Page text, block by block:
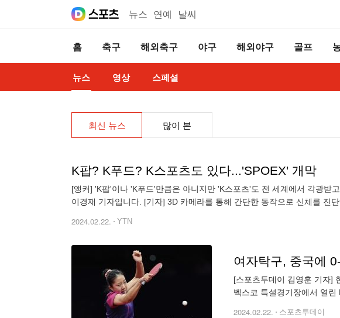
뉴스 연예 날씨
홈 축구 해외축구 야구 해외야구 골프
뉴스 영상 스페셜
최신 뉴스 많이 본
K팝? K푸드? K스포츠도 있다...'SPOEX' 개막
[앵커] 'K팝'이나 'K푸드'만큼은 아니지만 'K스포츠'도 전 세계에서 각광받
이경재 기자입니다. [기자] 3D 카메라를 통해 간단한 동작으로 신체를 진
2024.02.22. YTN
여자탁구, 중국에
[스포츠투데이 김영훈 기자]
벡스코 특설경기장에서 열
2024.02.22. 스포츠투데이